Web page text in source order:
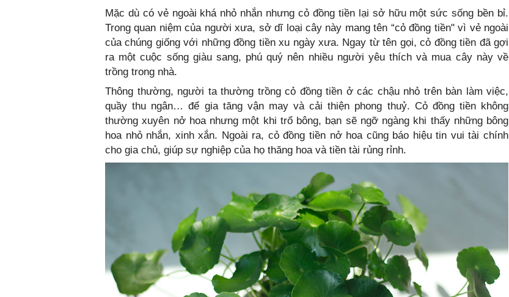
Mặc dù có vẻ ngoài khá nhỏ nhắn nhưng cỏ đồng tiền lại sở hữu một sức sống bền bỉ.
Trong quan niệm của người xưa, sở dĩ loại cây này mang tên “cỏ đồng tiền" vì vẻ ngoài
của chúng giống với những đồng tiền xu ngày xưa. Ngay từ tên gọi, cỏ đồng tiền đã gợi
ra một cuộc sống giàu sang, phú quý nên nhiều người yêu thích và mua cây này về
trồng trong nhà.
Thông thường, người ta thường trồng cỏ đồng tiền ở các chậu nhỏ trên bàn làm việc,
quầy thu ngân… để gia tăng vận may và cải thiện phong thuỷ. Cỏ đồng tiền không
thường xuyên nở hoa nhưng một khi trổ bông, bạn sẽ ngỡ ngàng khi thấy những bông
hoa nhỏ nhắn, xinh xắn. Ngoài ra, cỏ đồng tiền nở hoa cũng báo hiệu tin vui tài chính
cho gia chủ, giúp sự nghiệp của họ thăng hoa và tiền tài rủng rỉnh.